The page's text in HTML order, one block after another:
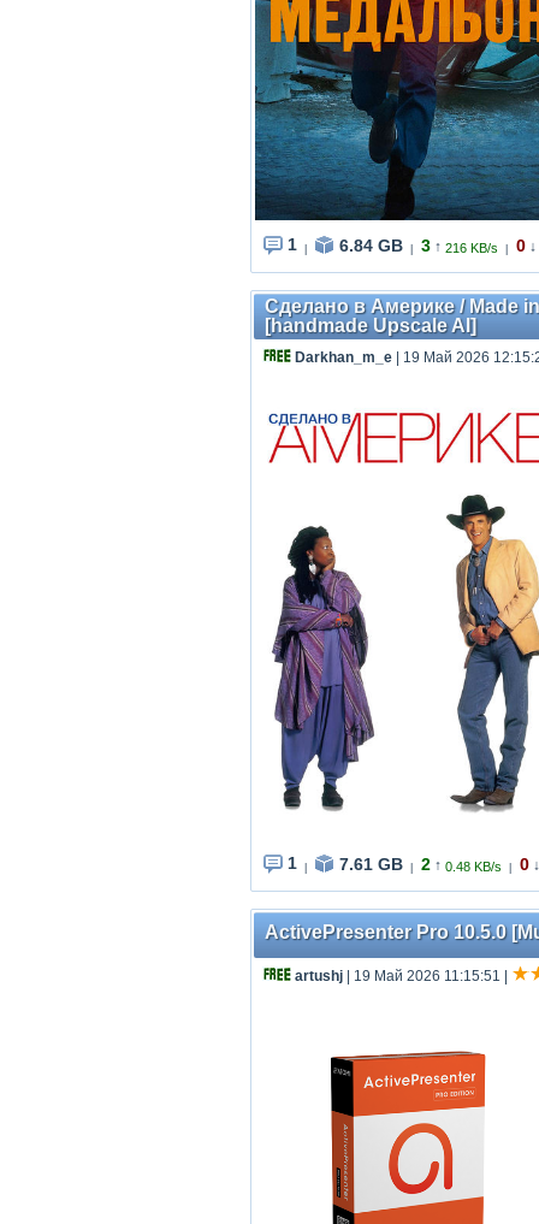
1 6.84 GB 3 ↑ 216 KB/s 0 ↓
Сделано в Америке / Made
[handmade Upscale AI]
Darkhan_m_e | 19 Май 2026
1 7.61 GB 2 ↑ 0.48 KB/s 0 ↓
ActivePresenter Pro 10.5.0
artushj | 19 Май 2026 11:15:51